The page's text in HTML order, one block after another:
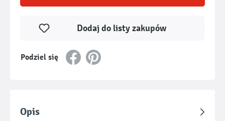
Podziel się
Dodaj do listy zakupów
Opis